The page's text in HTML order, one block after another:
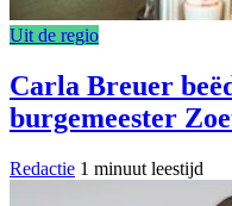
Uit de regio
Carla Breuer
burgemeester
Redactie 1 minuut leestijd